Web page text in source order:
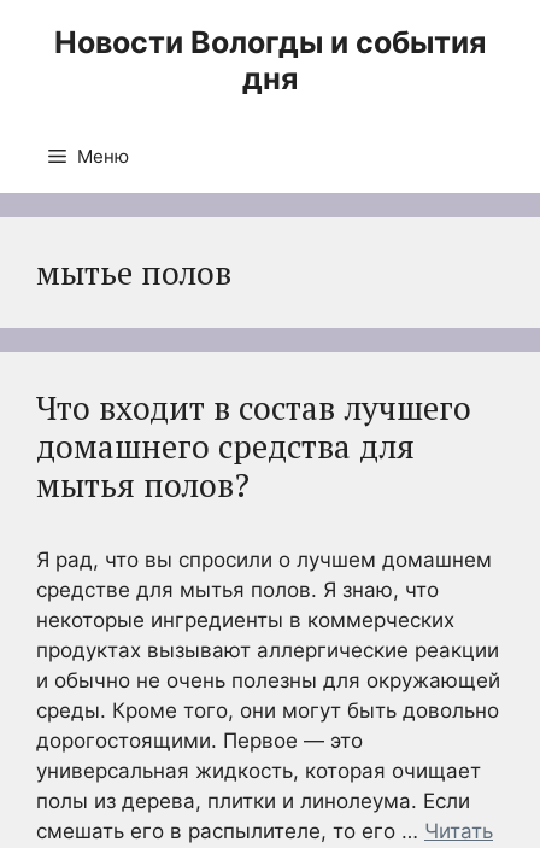
Новости Вологды и события
дня
Меню
мытье полов
Что входит в состав лучшего
домашнего средства для
мытья полов?
Я рад, что вы спросили о лучшем домашнем
средстве для мытья полов. Я знаю, что
некоторые ингредиенты в коммерческих
продуктах вызывают аллергические реакции
и обычно не очень полезны для окружающей
среды. Кроме того, они могут быть довольно
дорогостоящими. Первое — это
универсальная жидкость, которая очищает
полы из дерева, плитки и линолеума. Если
смешать его в распылителе, то его … Читать